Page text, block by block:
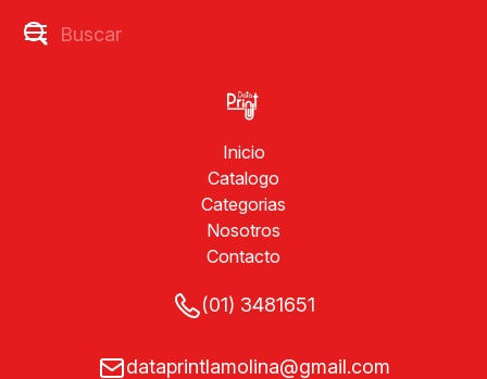
Inicio
Catalogo
Categorias
Nosotros
Contacto
(01) 3481651
dataprintlamolina@gmail.com